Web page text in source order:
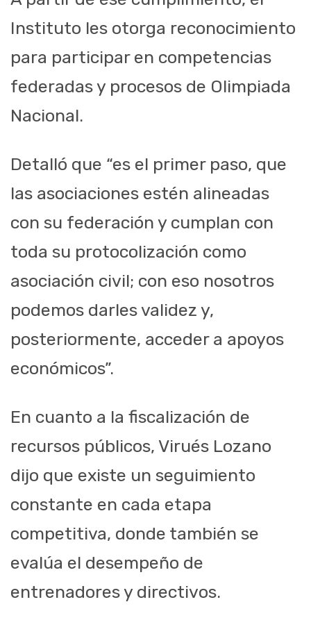
Instituto les otorga reconocimiento
para participar en competencias
federadas y procesos de Olimpiada
Nacional.
Detalló que “es el primer paso, que
las asociaciones estén alineadas
con su federación y cumplan con
toda su protocolización como
asociación civil; con eso nosotros
podemos darles validez y,
posteriormente, acceder a apoyos
económicos”.
En cuanto a la fiscalización de
recursos públicos, Virués Lozano
dijo que existe un seguimiento
constante en cada etapa
competitiva, donde también se
evalúa el desempeño de
entrenadores y directivos.